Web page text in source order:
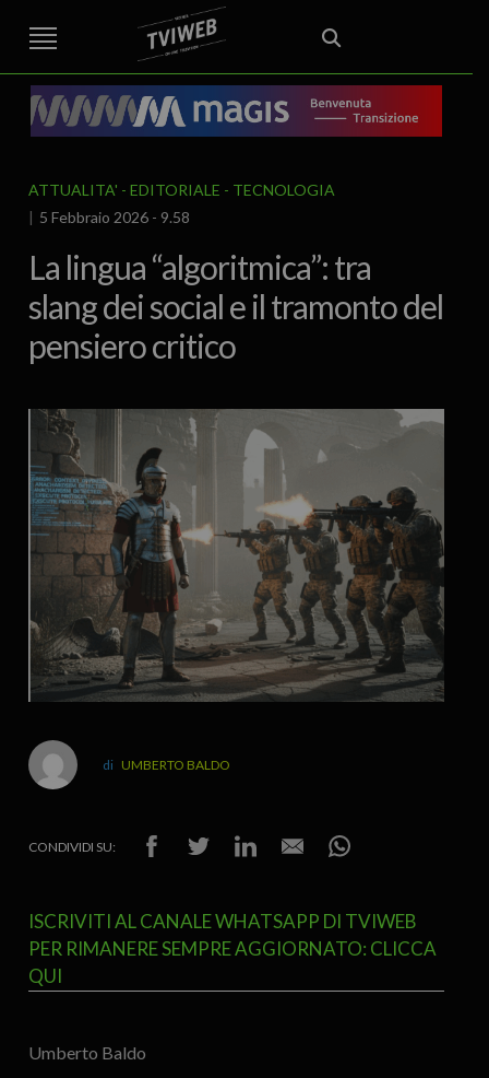
STREET TG CRONACA VENETO
VICENZA E PROVINCIA
AREA BERICA
ECONOMIA ATTUALITA’ POLITICA
EDITORIALE ITALIA E MONDO CURIOSITÀ – LIFESTYLE
CULTURA ARTE
SPORT
IL GRAFFIO FOOD & DRINK
ATTUALITA' EDITORIALE
TECNOLOGIA
5 Febbraio 2026 - 9.58
La lingua “algoritmica”: tra
slang dei social e il tramonto del
pensiero critico
UMBERTO BALDO
CONDIVIDI SU:
ISCRIVITI AL CANALE WHATSAPP DI TVIWEB
PER RIMANERE SEMPRE AGGIORNATO: CLICCA
QUI
Umberto Baldo